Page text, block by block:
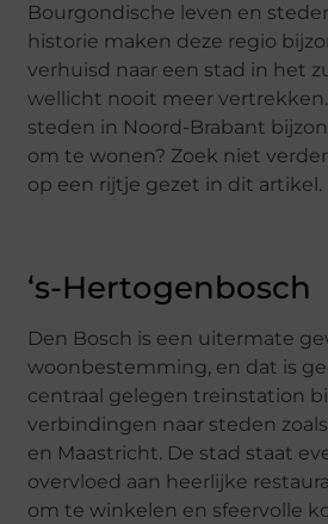
Bourgondische leven en
historie maken deze regio
verhuisd naar een stad in het
wellicht nooit meer
steden in Noord-Brabant
om te wonen? Zoek niet
op een rijtje gezet in dit artikel.
‘s-Hertogenbosch
Den Bosch is een uitermate
woonbestemming, en dat is
centraal gelegen treinstation
verbindingen naar steden
en Maastricht. De stad staat
overvloed aan heerlijke
om te winkelen en sfeervolle